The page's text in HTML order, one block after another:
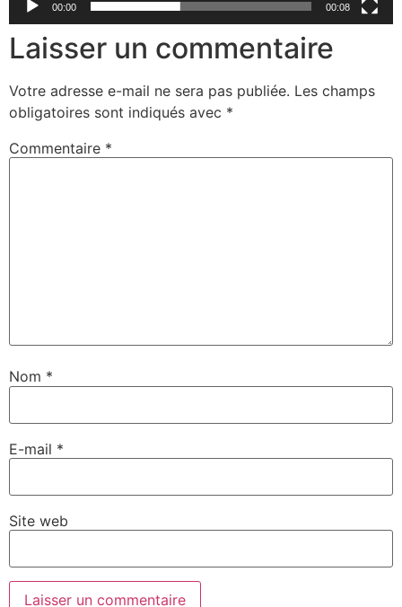
00:00 00:08
Laisser un commentaire
Votre adresse e-mail ne sera pas publiée. Les champs
obligatoires sont indiqués avec *
Commentaire *
Nom *
E-mail *
Site web